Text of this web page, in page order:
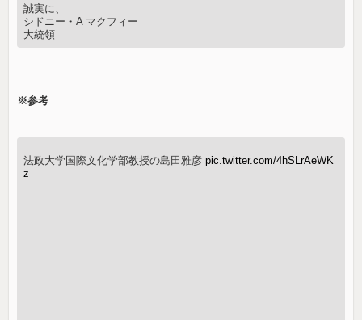
誠実に、
シドニー・A マクフィー
大統領
※参考
法政大学国際文化学部教授の島田雅彦pic.twitter.com/4hSLrAeWK
z